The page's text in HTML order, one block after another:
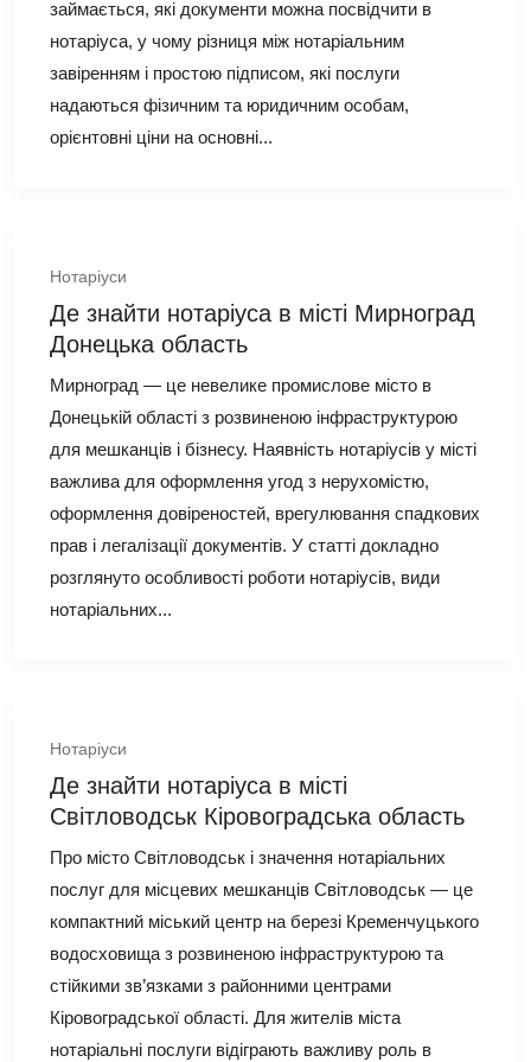
займається, які документи можна посвідчити в
нотаріуса, у чому різниця між нотаріальним
завіренням і простою підписом, які послуги
надаються фізичним та юридичним особам,
орієнтовні ціни на основні...
Нотаріуси
Де знайти нотаріуса в місті Мирноград
Донецька область
Мирноград — це невелике промислове місто в
Донецькій області з розвиненою інфраструктурою
для мешканців і бізнесу. Наявність нотаріусів у місті
важлива для оформлення угод з нерухомістю,
оформлення довіреностей, врегулювання спадкових
прав і легалізації документів. У статті докладно
розглянуто особливості роботи нотаріусів, види
нотаріальних...
Нотаріуси
Де знайти нотаріуса в місті
Світловодськ Кіровоградська область
Про місто Світловодськ і значення нотаріальних
послуг для місцевих мешканців Світловодськ — це
компактний міський центр на березі Кременчуцького
водосховища з розвиненою інфраструктурою та
стійкими зв’язками з районними центрами
Кіровоградської області. Для жителів міста
нотаріальні послуги відіграють важливу роль в